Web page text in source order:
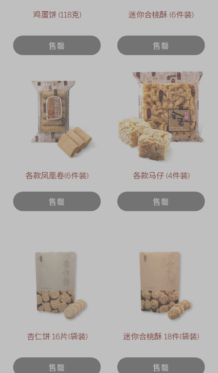
鸡蛋饼 (118克)
售罄
迷你合桃酥 (6件装)
售罄
各款凤凰卷(6件装)
售罄
各款马仔 (4件装)
售罄
杏仁饼 16片(袋装)
售罄
迷你合桃酥 18件(袋装)
售罄